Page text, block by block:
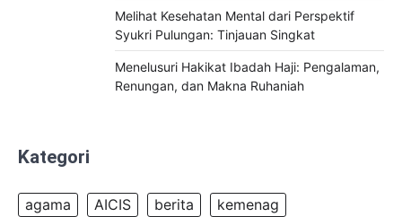
Melihat Kesehatan Mental dari Perspektif
Syukri Pulungan: Tinjauan Singkat
Menelusuri Hakikat Ibadah Haji: Pengalaman,
Renungan, dan Makna Ruhaniah
Kategori
agama AICIS berita
kemenag